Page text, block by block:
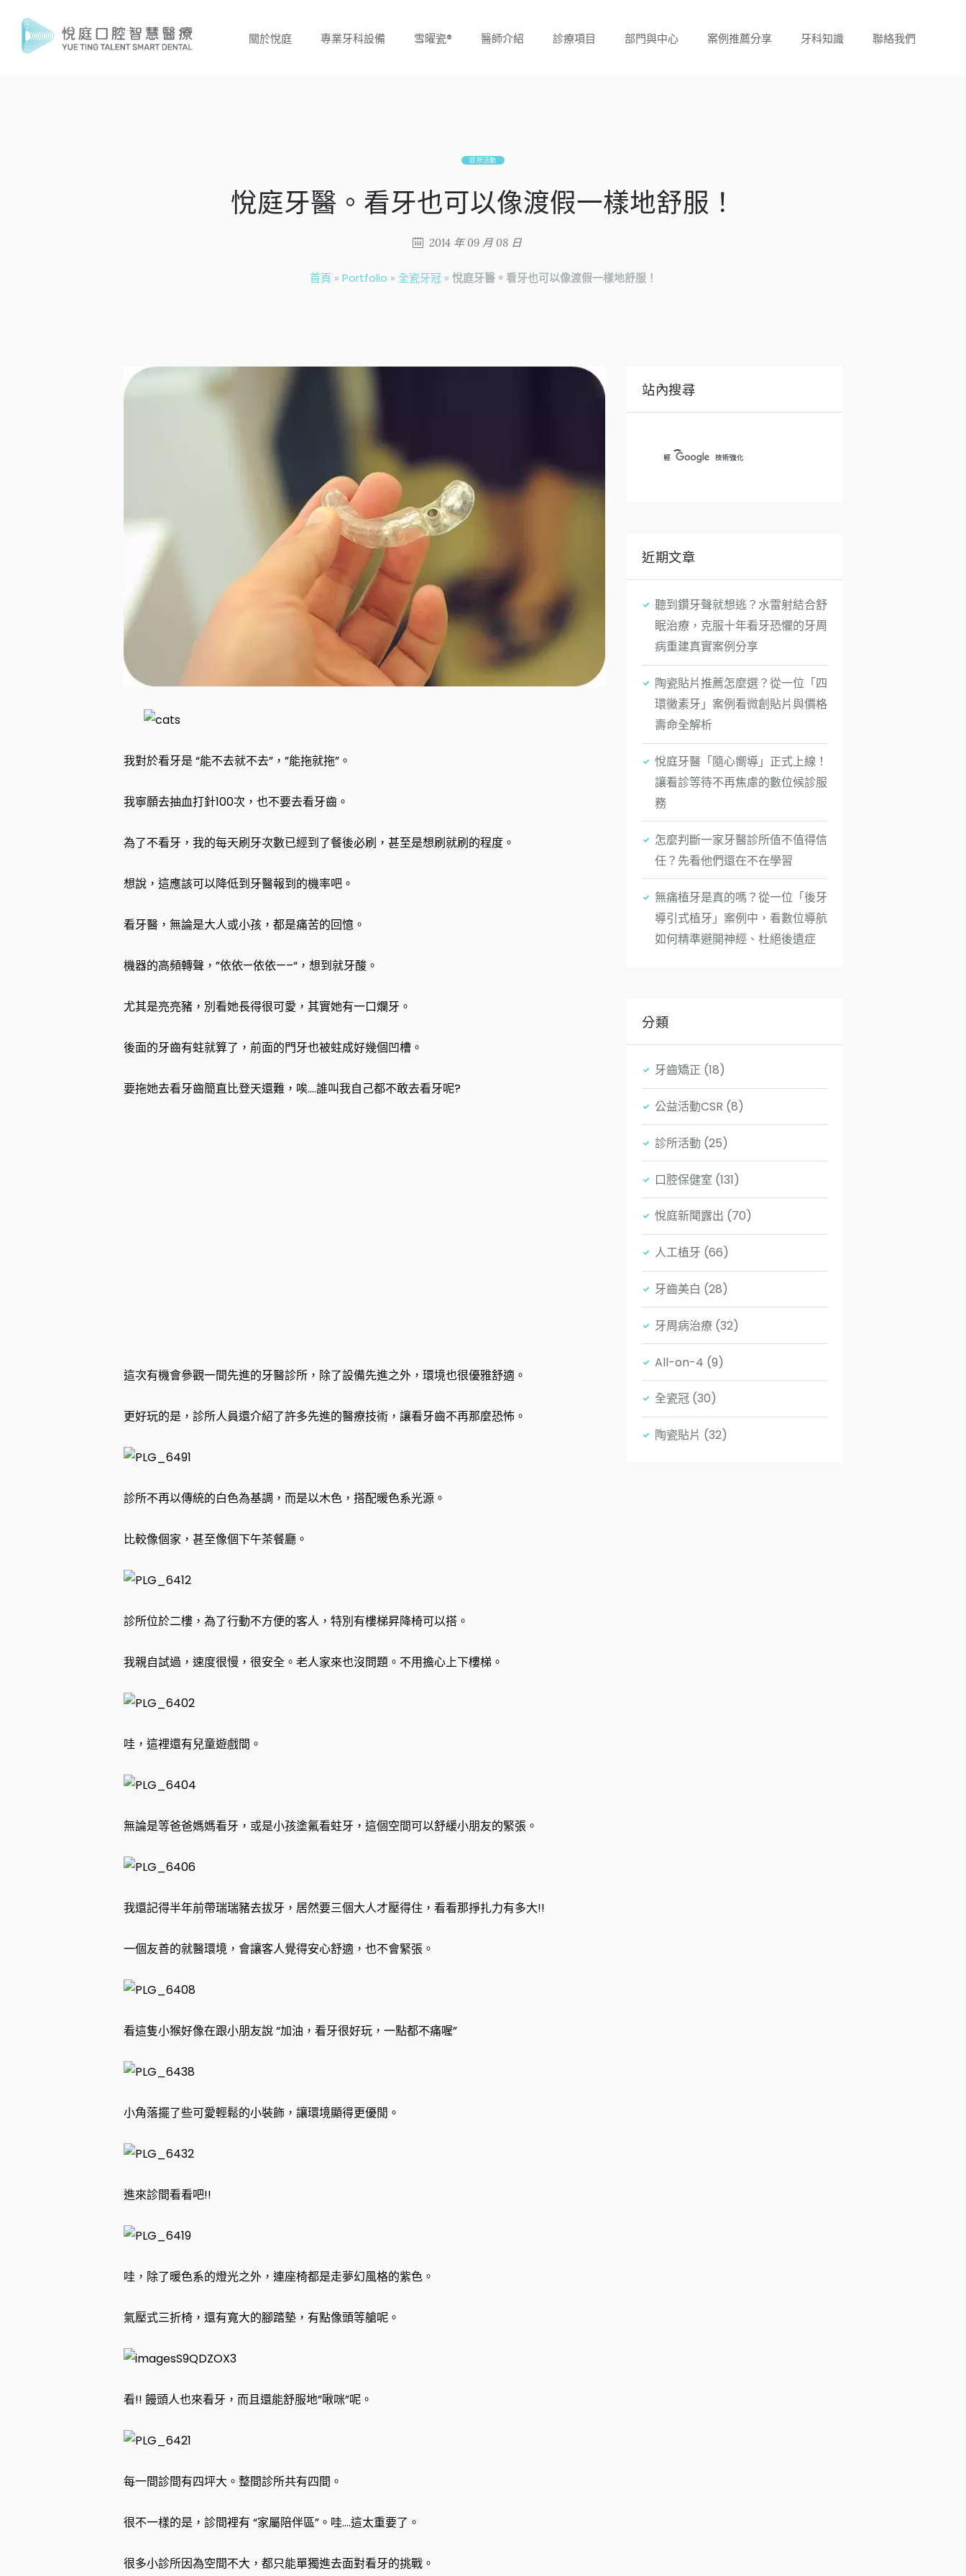
關於悅庭 專業牙科設備 雪曜瓷® 醫師介紹 診療項目 部門與中心 案例推薦分享 牙科知識 聯絡我們
診所活動
悅庭牙醫。看牙也可以像渡假一樣地舒服！
2014 年 09 月 08 日
首頁 » Portfolio » 全瓷牙冠» 悅庭牙醫。看牙也可以像渡假一樣地舒服！
我對於看牙是 “能不去就不去”，”能拖就拖”。
我寧願去抽血打針100次，也不要去看牙齒。
為了不看牙，我的每天刷牙次數已經到了餐後必刷，甚至是想刷就刷的程度。
想說，這應該可以降低到牙醫報到的機率吧。
看牙醫，無論是大人或小孩，都是痛苦的回憶。
機器的高頻轉聲，”依依—依依—–“，想到就牙酸。
尤其是亮亮豬，別看她長得很可愛，其實她有一口爛牙。
後面的牙齒有蛀就算了，前面的門牙也被蛀成好幾個凹槽。
要拖她去看牙齒簡直比登天還難，唉….誰叫我自己都不敢去看牙呢?
這次有機會參觀一間先進的牙醫診所，除了設備先進之外，環境也很優雅舒適。
更好玩的是，診所人員還介紹了許多先進的醫療技術，讓看牙齒不再那麼恐怖。
診所不再以傳統的白色為基調，而是以木色，搭配暖色系光源。
比較像個家，甚至像個下午茶餐廳。
診所位於二樓，為了行動不方便的客人，特別有樓梯昇降椅可以搭。
我親自試過，速度很慢，很安全。老人家來也沒問題。不用擔心上下樓梯。
哇，這裡還有兒童遊戲間。
無論是等爸爸媽媽看牙，或是小孩塗氟看蛀牙，這個空間可以舒緩小朋友的緊張。
我還記得半年前帶瑞瑞豬去拔牙，居然要三個大人才壓得住，看看那掙扎力有多大!!
一個友善的就醫環境，會讓客人覺得安心舒適，也不會緊張。
看這隻小猴好像在跟小朋友說 “加油，看牙很好玩，一點都不痛喔”
小角落擺了些可愛輕鬆的小裝飾，讓環境顯得更優閒。
進來診間看看吧!!
哇，除了暖色系的燈光之外，連座椅都是走夢幻風格的紫色。
氣壓式三折椅，還有寬大的腳踏墊，有點像頭等艙呢。
看!! 饅頭人也來看牙，而且還能舒服地”啾咪”呢。
每一間診間有四坪大。整間診所共有四間。
很不一樣的是，診間裡有 “家屬陪伴區”。哇….這太重要了。
很多小診所因為空間不大，都只能單獨進去面對看牙的挑戰。
站內搜尋
近期文章
聽到鑽牙聲就想逃？水雷射結合舒
眠治療，克服十年看牙恐懼的牙周
病重建真實案例分享
陶瓷貼片推薦怎麼選？從一位「四
環黴素牙」案例看微創貼片與價格
壽命全解析
悅庭牙醫「隨心嚮導」正式上線！
讓看診等待不再焦慮的數位候診服
務
怎麼判斷一家牙醫診所值不值得信
任？先看他們還在不在學習
無痛植牙是真的嗎？從一位「後牙
導引式植牙」案例中，看數位導航
如何精準避開神經、杜絕後遺症
分類
牙齒矯正(18)
公益活動CSR (8)
診所活動 (25)
口腔保健室 (131)
悅庭新聞露出 (70)
人工植牙 (66)
牙齒美白 (28)
牙周病治療(32)
All-on-4 (9)
全瓷冠(30)
陶瓷貼片 (32)